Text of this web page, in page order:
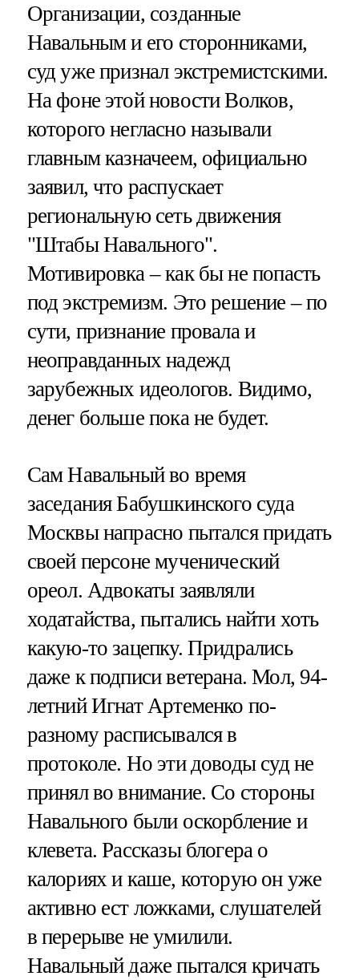
Организации, созданные
Навальным и его сторонниками,
суд уже признал экстремистскими.
На фоне этой новости Волков,
которого негласно называли
главным казначеем, официально
заявил, что распускает
региональную сеть движения
"Штабы Навального".
Мотивировка – как бы не попасть
под экстремизм. Это решение – по
сути, признание провала и
неоправданных надежд
зарубежных идеологов. Видимо,
денег больше пока не будет.
Сам Навальный во время
заседания Бабушкинского суда
Москвы напрасно пытался придать
своей персоне мученический
ореол. Адвокаты заявляли
ходатайства, пытались найти хоть
какую-то зацепку. Придрались
даже к подписи ветерана. Мол, 94-
летний Игнат Артеменко по-
разному расписывался в
протоколе. Но эти доводы суд не
принял во внимание. Со стороны
Навального были оскорбление и
клевета. Рассказы блогера о
калориях и каше, которую он уже
активно ест ложками, слушателей
в перерыве не умилили.
Навальный даже пытался кричать